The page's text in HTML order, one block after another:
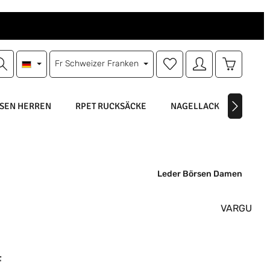
Fr Schweizer Franken
Du hast 0 Produkte auf
HERREN RPET RUCKSÄCKE NAGELLACK
Leder Börsen Damen
VARGU